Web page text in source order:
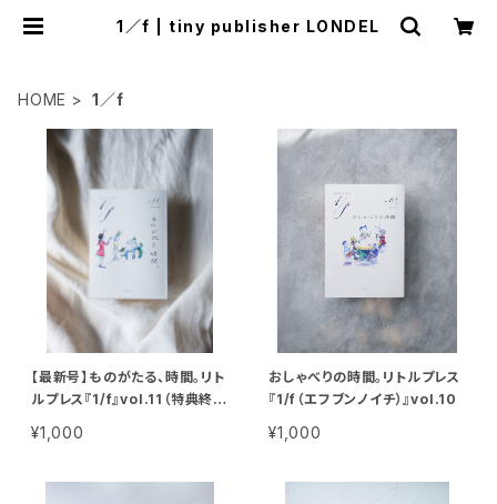
1／f | tiny publisher LONDEL
HOME 1／f
【最新号】ものがたる、時間。リト
ルプレス『1/f』vol.11（特典終
¥1,000
おしゃべりの時間。リトルプレス
『1/f（エフブンノイチ）』vol.10
¥1,000